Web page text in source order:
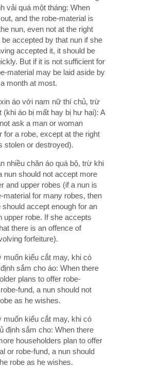
vải quá một tháng: When
and the robe-material is
nun, even not at the right
accepted by that nun if she
accepted it, it should be
But if it is not sufficient for
material may be laid aside by
month at most.
áo với nam nữ thí chủ, trừ
(khi áo bị mất hay bị hư hại): A
ask a man or woman
for a robe, except at the right
stolen or destroyed).
nhiều chăn áo quá bộ, trừ khi
nun should not accept more
and upper robes (if a nun is
material for many robes, then
accept enough for an
upper robe. If she accepts
there is an offence of
forfeiture).
muốn kiểu cắt may, khi có
sắm cho áo: When there
plans to offer robe-
fund, a nun should not
as he wishes.
muốn kiểu cắt may, khi có
định sắm cho: When there
householders plan to offer
or robe-fund, a nun should
robe as he wishes.